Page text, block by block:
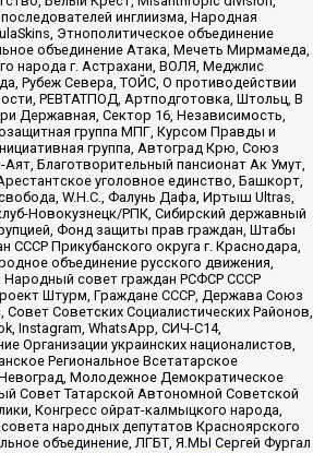
инглиизма, Народная
Этнополитическое объединение
объединение Атака, Мечеть Мирмамеда,
народа г. Астрахани, ВОЛЯ, Меджлис
Рубеж Севера, ТОЙС, О противодействии
РЕВТАТПОД, Артподготовка, Штольц, В
Державная, Сектор 16, Независимость,
группа МПГ, Курсом Правды и
группа, Автоград Крю, Союз
Аят, Благотворительный пансионат Ак Умут,
уголовное единство, Башкорт,
W.H.С., Фалунь Дафа, Иртыш Ultras,
Новокузнецк/РПК, Сибирский державный
Фонд защиты прав граждан, Штабы
СССР Прикубанского округа г. Краснодара,
объединение русского движения,
совет граждан РСФСР СССР
Штурм, Граждане СССР, Держава Союз
Советских Социалистических Районов,
Instagram, WhatsApp, СИЧ-С14,
Организации украинских националистов,
Региональное Всетатарское
Молодежное Демократическое
Совет Татарской Автономной Советской
Конгресс ойрат-калмыцкого народа,
народных депутатов Красноярского
объединение, ЛГБТ, Я.МЫ Сергей Фургал